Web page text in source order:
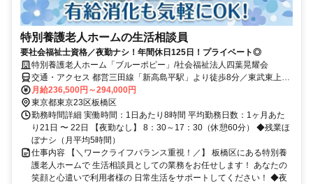
特別養護老人ホームの生活相談員
要社会福祉士資格／夜勤ナシ！年間休日125日！プライベート◎
特別養護老人ホーム「ブルーポピー」/社会福祉法人四葉晃耀会
交通・アクセス 都営三田線「新高島平駅」より徒歩8分／東武東上線
「成増駅」より施設前まで職員専用送迎バスあり（365日運行）
月給236,500円～294,000円
東京都東京23区板橋区
勤務時間詳細 実働時間：1日あたり8時間 平均勤務日数：1ヶ月あた
り21日 〜 22日 【夜勤なし】 8：30～17：30（休憩60分） ◆残業ほ
ぼナシ（月平均5時間）
仕事内容 【＼ワークライフバランス重視！／】 板橋区にある特別養
護老人ホームで 生活相談員としての業務をお任せします！ あなたの
笑顔と心遣いで利用者様の 日常生活をサポートしてください！ ◆夜